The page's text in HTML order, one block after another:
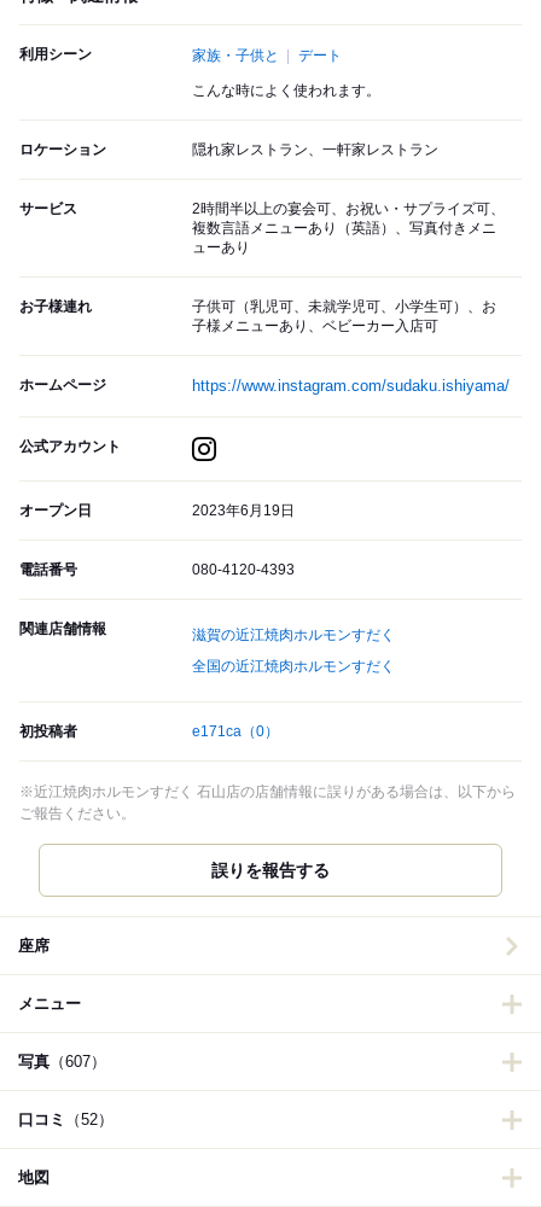
利用シーン 家族・子供と デート
こんな時によく使われます。
ロケーション 隠れ家レストラン、一軒家レストラン
サービス
2時間半以上の宴会可、お祝い・サプライズ可、
複数言語メニューあり（英語）、写真付きメニ
ューあり
お子様連れ
子供可（乳児可、未就学児可、小学生可）、お
子様メニューあり、ベビーカー入店可
ホームページ https://www.instagram.com/sudaku.ishiyama/
公式アカウント
オープン日 2023年6月19日
電話番号 080-4120-4393
関連店舗情報
滋賀の近江焼肉ホルモンすだく
全国の近江焼肉ホルモンすだく
初投稿者 e171ca （0）
※近江焼肉ホルモンすだく 石山店の店舗情報に誤りがある場合は、以下から
ご報告ください。
誤りを報告する
座席
メニュー
写真 （607）
口コミ （52）
地図